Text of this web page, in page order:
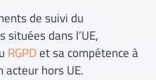
de suivi du
dans l’UE,
RGPDet sa compétence à
acteur hors UE.